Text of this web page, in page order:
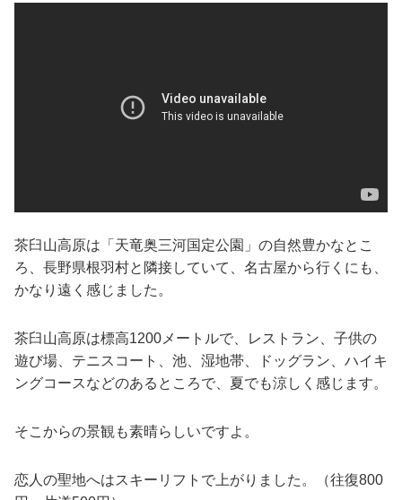
茶臼山高原は「天竜奥三河国定公園」の自然豊かなとこ
ろ、長野県根羽村と隣接していて、名古屋から行くにも、
かなり遠く感じました。
茶臼山高原は標高1200メートルで、レストラン、子供の
遊び場、テニスコート、池、湿地帯、ドッグラン、ハイキ
ングコースなどのあるところで、夏でも涼しく感じます。
そこからの景観も素晴らしいですよ。
恋人の聖地へはスキーリフトで上がりました。（往復800